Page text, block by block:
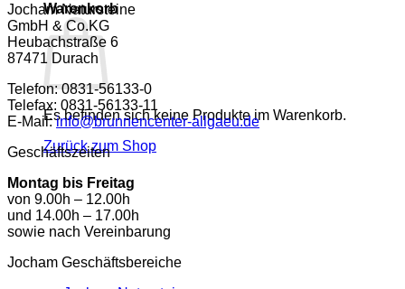
Warenkorb
Es befinden sich keine Produkte im Warenkorb.
Zurück zum Shop
Jocham Natursteine
GmbH & Co.KG
Heubachstraße 6
87471 Durach
Telefon: 0831-56133-0
Telefax: 0831-56133-11
E-Mail:info@brunnencenter-allgaeu.de
Geschäftszeiten
Montag bis Freitag
von 9.00h – 12.00h
und 14.00h – 17.00h
sowie nach Vereinbarung
Jocham Geschäftsbereiche